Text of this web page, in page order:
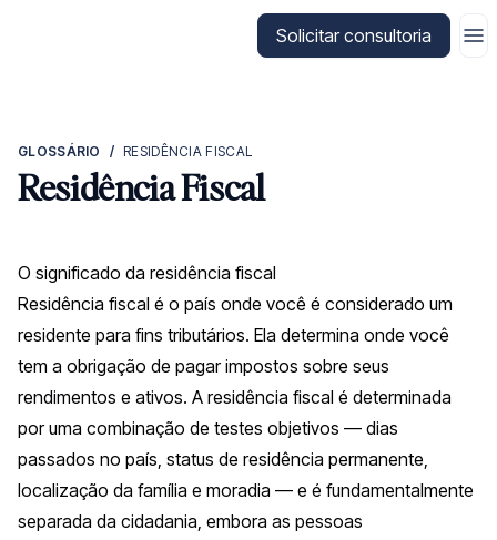
Solicitar consultoria
GLOSSÁRIO / RESIDÊNCIA FISCAL
Residência Fiscal
O significado da residência fiscal
Residência fiscal é o país onde você é considerado um
residente para fins tributários. Ela determina onde você
tem a obrigação de pagar impostos sobre seus
rendimentos e ativos. A residência fiscal é determinada
por uma combinação de testes objetivos — dias
passados no país, status de residência permanente,
localização da família e moradia — e é fundamentalmente
separada da cidadania, embora as pessoas